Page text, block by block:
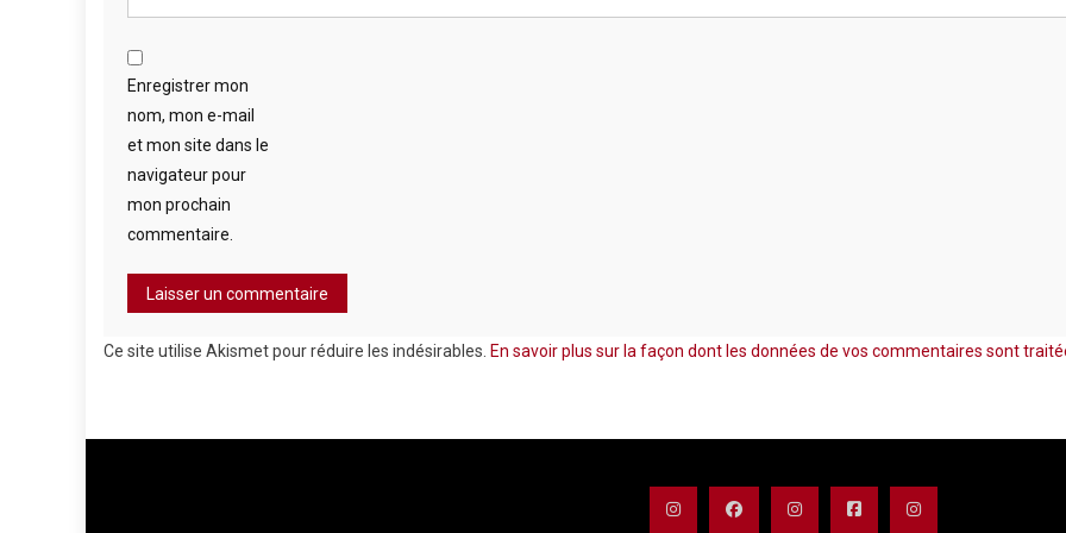
Enregistrer mon
nom, mon e-mail
et mon site dans le
navigateur pour
mon prochain
commentaire.
Ce site utilise Akismet pour réduire les indésirables. En savoir plus sur la façon dont les données de vos commentaires sont